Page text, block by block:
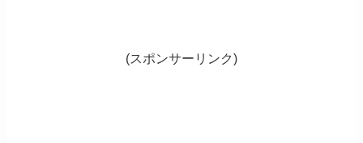
(スポンサーリンク)